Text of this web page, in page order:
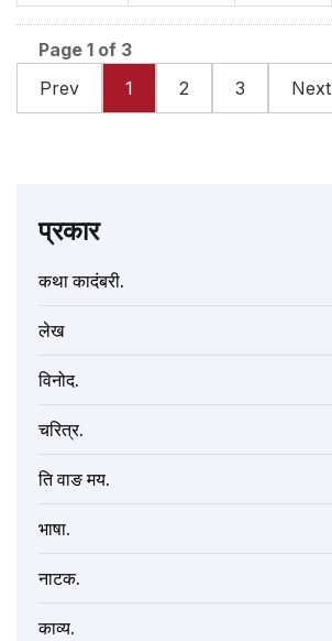
प्रकार
कथा कादंबरी.
लेख
विनोद.
चरित्र.
ति वाङ मय.
भाषा.
नाटक.
काव्य.
Page 1 of 3
Prev
1 2 3 Next